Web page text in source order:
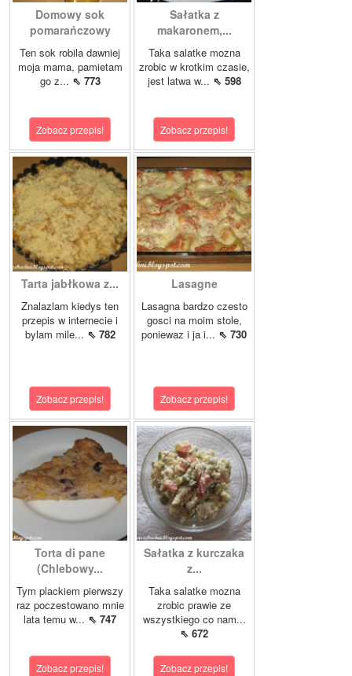
Domowy sok
pomarańczowy
Ten sok robila dawniej
moja mama, pamietam
go z... ⇖ 773
Zobacz przepis!
Sałatka z
makaronem,...
Taka salatke mozna
zrobic w krotkim czasie,
jest latwa w... ⇖ 598
Zobacz przepis!
Tarta jabłkowa z...
Znalazlam kiedys ten
przepis w internecie i
bylam mile... ⇖ 782
Zobacz przepis!
Lasagne
Lasagna bardzo czesto
gosci na moim stole,
poniewaz i ja i... ⇖ 730
Zobacz przepis!
Torta di pane
(Chlebowy...
Tym plackiem pierwszy
raz poczestowano mnie
lata temu w... ⇖ 747
Zobacz przepis!
Sałatka z kurczaka
z...
Taka salatke mozna
zrobic prawie ze
wszystkiego co nam...
⇖ 672
Zobacz przepis!